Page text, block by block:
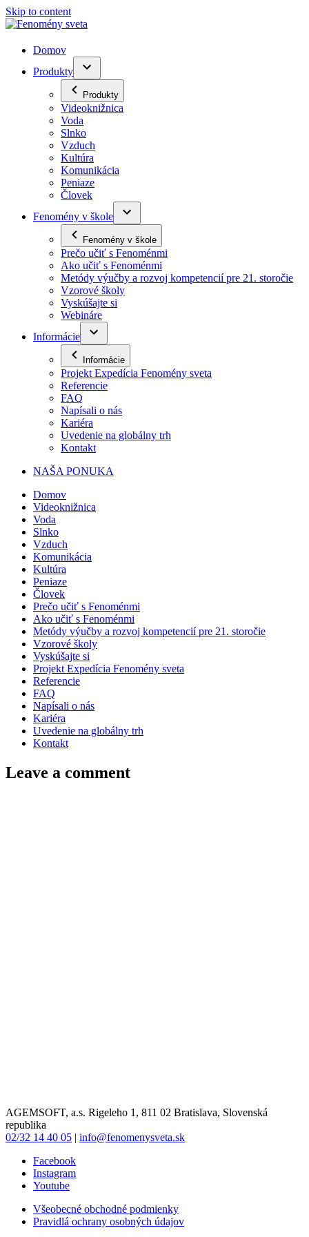
Skip to content
Domov
Produkty
Produkty
Videoknižnica
Voda
Slnko
Vzduch
Kultúra
Komunikácia
Peniaze
Človek
Fenomény v škole
Fenomény v škole
Prečo učiť s Fenoménmi
Ako učiť s Fenoménmi
Metódy výučby a rozvoj kompetencií pre 21. storočie
Vzorové školy
Vyskúšajte si
Webináre
Informácie
Informácie
Projekt Expedícia Fenomény sveta
Referencie
FAQ
Napísali o nás
Kariéra
Uvedenie na globálny trh
Kontakt
NAŠA PONUKA
Domov
Videoknižnica
Voda
Slnko
Vzduch
Komunikácia
Kultúra
Peniaze
Človek
Prečo učiť s Fenoménmi
Ako učiť s Fenoménmi
Metódy výučby a rozvoj kompetencií pre 21. storočie
Vzorové školy
Vyskúšajte si
Projekt Expedícia Fenomény sveta
Referencie
FAQ
Napísali o nás
Kariéra
Uvedenie na globálny trh
Kontakt
Leave a comment
AGEMSOFT, a.s. Rigeleho 1, 811 02 Bratislava, Slovenská
republika
02/32 14 40 05 | info@fenomenysveta.sk
Facebook
Instagram
Youtube
Všeobecné obchodné podmienky
Pravidlá ochrany osobných údajov